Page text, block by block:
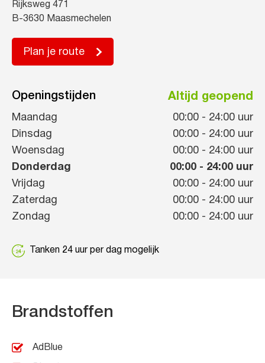
Rijksweg 471
B-3630 Maasmechelen
Plan je route
Openingstijden Altijd geopend
Maandag 00:00 - 24:00 uur
Dinsdag
00:00 - 24:00 uur
Woensdag
00:00 - 24:00 uur
Donderdag
00:00 - 24:00 uur
Vrijdag
00:00 - 24:00 uur
Zaterdag
00:00 - 24:00 uur
Zondag
00:00 - 24:00 uur
Tanken 24 uur per dag mogelijk
Brandstoffen
AdBlue